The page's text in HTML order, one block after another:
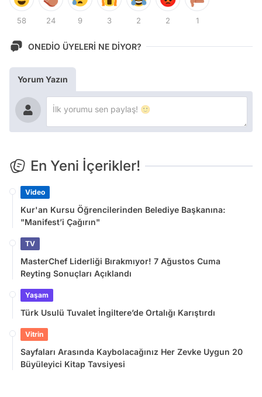
58 24 9 3 2 2 1
ONEDİO ÜYELERİ NE DİYOR?
Yorum Yazın
En Yeni İçerikler!
Video
Kur'an Kursu Öğrencilerinden Belediye Başkanına:
"Manifest’i Çağırın"
TV
MasterChef Liderliği Bırakmıyor! 7 Ağustos Cuma
Reyting Sonuçları Açıklandı
Yaşam
Türk Usulü Tuvalet İngiltere’de Ortalığı Karıştırdı
Vitrin
Sayfaları Arasında Kaybolacağınız Her Zevke Uygun 20
Büyüleyici Kitap Tavsiyesi